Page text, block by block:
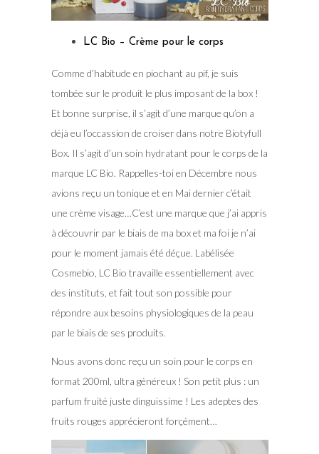
LC Bio – Crème pour le corps
Comme d’habitude en piochant au pif, je suis
tombée sur le produit le plus imposant de la box !
Et bonne surprise, il s’agit d’une marque qu’on a
déjà eu l’occassion de croiser dans notre Biotyfull
Box. Il s’agit d’un soin hydratant pour le corps de la
marque LC Bio. Rappelles-toi en Décembre nous
avions reçu un tonique et en Mai dernier c’était
une crème visage…C’est une marque que j’ai appris
à découvrir par le biais de ma box et ma foi je n’ai
pour le moment jamais été déçue. Labélisée
Cosmebio, LC Bio travaille essentiellement avec
des instituts, et fait tout son possible pour
répondre aux besoins physiologiques de la peau
par le biais de ses produits.
Nous avons donc reçu un soin pour le corps en
format 200ml, ultra généreux ! Son petit plus : un
parfum fruité juste dinguissime ! Les adeptes des
fruits rouges apprécieront forçément…